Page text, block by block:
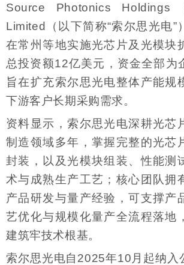
Source Photonics Holdings
Limited（以下简称“索尔思光电”
在常州等地实施光芯片及光模块
总投资额12亿美元，资金全部为
旨在扩充索尔思光电整体产能规
下游客户长期采购需求。
资料显示，索尔思光电深耕光芯
制造领域多年，掌握完整的光芯
封装，以及光模块组装、性能测
术与成熟生产工艺；核心团队拥
产品研发与量产经验，可支撑产
艺优化与规模化量产全流程落地
建筑牢技术根基。
索尔思光电自2025年10月起纳入